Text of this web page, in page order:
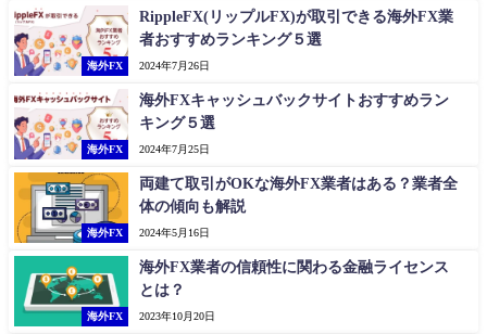
海外FX
RippleFX(リップルFX)が取引できる海外FX業
者おすすめランキング５選
2024年7月26日
海外FX
海外FXキャッシュバックサイトおすすめラン
キング５選
2024年7月25日
海外FX
両建て取引がOKな海外FX業者はある？業者全
体の傾向も解説
2024年5月16日
海外FX
海外FX業者の信頼性に関わる金融ライセンス
とは？
2023年10月20日